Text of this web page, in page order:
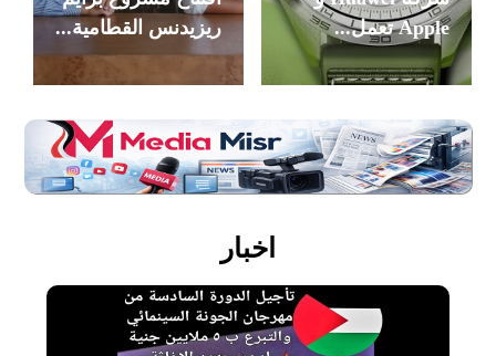
Apple تعمل...
ريزيدنس القطامية...
اخبار